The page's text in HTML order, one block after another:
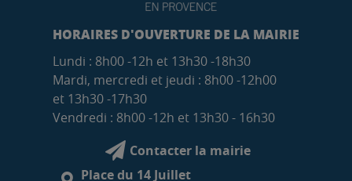
HORAIRES D'OUVERTURE DE LA MAIRIE
Lundi : 8h00 -12h et 13h30 -18h30
Mardi, mercredi et jeudi : 8h00 -12h00
et 13h30 -17h30
Vendredi : 8h00 -12h et 13h30 - 16h30
Contacter la mairie
Place du 14 Juillet